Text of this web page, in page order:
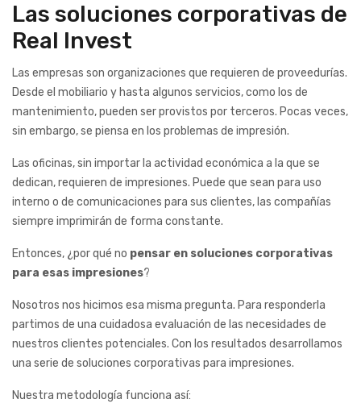
Las soluciones corporativas de
Real Invest
Las empresas son organizaciones que requieren de proveedurías.
Desde el mobiliario y hasta algunos servicios, como los de
mantenimiento, pueden ser provistos por terceros. Pocas veces,
sin embargo, se piensa en los problemas de impresión.
Las oficinas, sin importar la actividad económica a la que se
dedican, requieren de impresiones. Puede que sean para uso
interno o de comunicaciones para sus clientes, las compañías
siempre imprimirán de forma constante.
Entonces, ¿por qué no pensar en soluciones corporativas
para esas impresiones?
Nosotros nos hicimos esa misma pregunta. Para responderla
partimos de una cuidadosa evaluación de las necesidades de
nuestros clientes potenciales. Con los resultados desarrollamos
una serie de soluciones corporativas para impresiones.
Nuestra metodología funciona así: